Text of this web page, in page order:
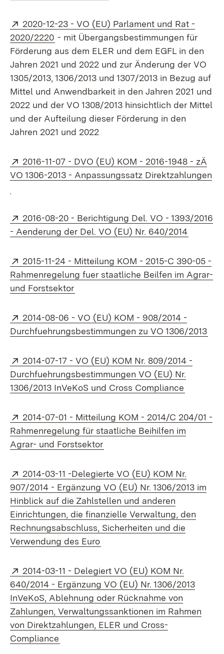
Extern:
2020-12-23 - VO (EU) Parlament und Rat -
2020/2220 (Öffnet in neuem Fenster)
- mit Übergangsbestimmungen für
Förderung aus dem ELER und dem EGFL in den
Jahren 2021 und 2022 und zur Änderung der VO
1305/2013, 1306/2013 und 1307/2013 in Bezug auf
Mittel und Anwendbarkeit in den Jahren 2021 und
2022 und der VO 1308/2013 hinsichtlich der Mittel
und der Aufteilung dieser Förderung in den
Jahren 2021 und 2022
Extern:
2016-11-07 - DVO (EU) KOM - 2016-1948 - zÄ
VO 1306-2013 - Anpassungssatz Direktzahlungen
Extern:
2016-08-20 - Berichtigung Del. VO - 1393/2016
- Aenderung der Del. VO (EU) Nr. 640/2014
Extern:
2015-11-24 - Mitteilung KOM - 2015-C 390-05 -
Rahmenregelung fuer staatliche Beilfen im Agrar-
und Forstsektor
Extern:
2014-08-06 - VO (EU) KOM - 908/2014 -
Durchfuehrungsbestimmungen zu VO 1306/2013
Extern:
2014-07-17 - VO (EU) KOM Nr. 809/2014 -
Durchfuehrungsbestimmungen VO (EU) Nr.
1306/2013 InVeKoS und Cross Compliance
Extern:
2014-07-01 - Mitteilung KOM - 2014/C 204/01 -
Rahmenregelung für staatliche Beihilfen im
Agrar- und Forstsektor
Extern:
2014-03-11 -Delegierte VO (EU) KOM Nr.
907/2014 - Ergänzung VO (EU) Nr. 1306/2013 im
Hinblick auf die Zahlstellen und anderen
Einrichtungen, die finanzielle Verwaltung, den
Rechnungsabschluss, Sicherheiten und die
Verwendung des Euro
Extern:
2014-03-11 - Delegiert VO (EU) KOM Nr.
640/2014 - Ergänzung VO (EU) Nr. 1306/2013
InVeKoS, Ablehnung oder Rücknahme von
Zahlungen, Verwaltungssanktionen im Rahmen
von Direktzahlungen, ELER und Cross-
Compliance